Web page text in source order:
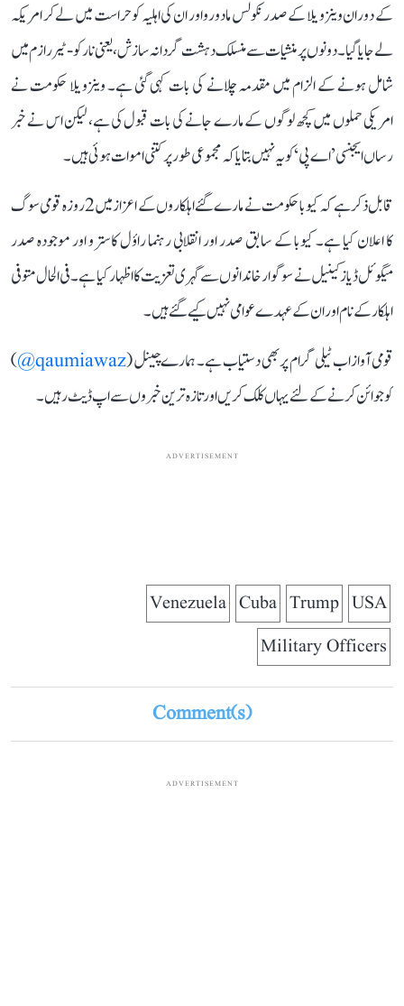
کے دوران وینزویلا کے صدر نکولس مادورو اور ان کی اہلیہ کو حراست میں لے کر امریکہ
لے جایا گیا۔ دونوں پر منشیات سے منسلک دہشت گردانہ سازش، یعنی نارکو-ٹیررازم میں
شامل ہونے کے الزام میں مقدمہ چلانے کی بات کہی گئی ہے۔ وینزویلا حکومت نے
امریکی حملوں میں کچھ لوگوں کے مارے جانے کی بات قبول کی ہے، لیکن اس نے خبر
رساں ایجنسی ’اے پی‘ کو یہ نہیں بتایا کہ مجموعی طور پر کتنی اموات ہوئی ہیں۔
قابل ذکر ہے کہ کیوبا حکومت نے مارے گئے اہلکاروں کے اعزاز میں 2 روزہ قومی سوگ
کا اعلان کیا ہے۔ کیوبا کے سابق صدر اور انقلابی رہنما راؤل کاسترو اور موجودہ صدر
میگوئل ڈیاز کینیل نے سوگوار خاندانوں سے گہری تعزیت کا اظہار کیا ہے۔ فی الحال متوفی
اہلکار کے نام اور ان کے عہدے عوامی نہیں کیے گئے ہیں۔
قومی آواز اب ٹیلی گرام پر بھی دستیاب ہے۔ ہمارے چینل (qaumiawaz@
)
کو جوائن کرنے کے لئے یہاں کلک کریں اور تازہ ترین خبروں سے اپ ڈیٹ رہیں۔
ADVERTISEMENT
USA
Trump
Cuba
Venezuela
Military Officers
Comment(s)
ADVERTISEMENT